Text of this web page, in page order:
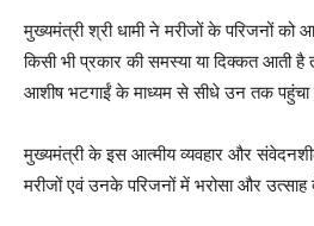
मुख्यमंत्री श्री धामी ने मरीजों के परिजनों को
किसी भी प्रकार की समस्या या दिक्कत आती है
आशीष भटगाईं के माध्यम से सीधे उन तक
मुख्यमंत्री के इस आत्मीय व्यवहार और
मरीजों एवं उनके परिजनों में भरोसा और